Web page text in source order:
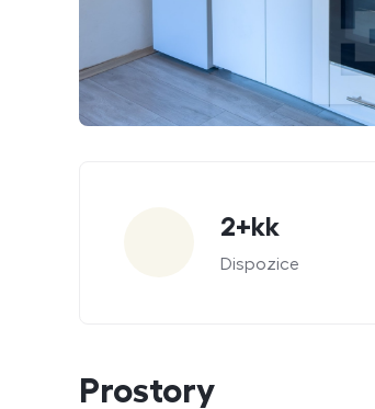
Dispozice
2+kk
Prostory